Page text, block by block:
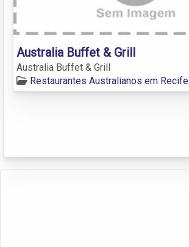
Australia Buffet & Grill
Australia Buffet & Grill
Restaurantes Australianos em Recife